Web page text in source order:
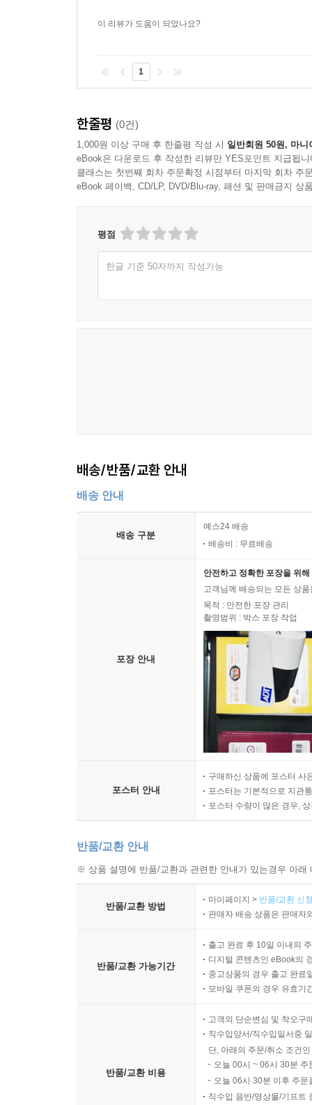
이 리뷰가 도움이 되었나요?
1
한줄평 (0건)
1,000원 이상 구매 후 한줄평 작성 시 일반회원 50원, 마니
eBook은 다운로드 후 작성한 리뷰만 YES포인트 지급됩니
클래스는 첫번째 회차 주문확정 시점부터 마지막 회차 주
eBook 페이백, CD/LP, DVD/Blu-ray, 패션 및 판매금지 상
평점
한글 기준 50자까지 작성가능
배송/반품/교환 안내
배송 안내
배송 구분
예스24 배송
배송비 : 무료배송
포장 안내
안전하고 정확한 포장을 위
고객님께 배송되는 모든 상
목적 : 안전한 포장 관리
촬영범위 : 박스 포장 작업
포스터 안내
구매하신 상품에 포스터 사
포스터는 기본적으로 지관
포스터 수량이 많은 경우,
반품/교환 안내
※ 상품 설명에 반품/교환과 관련한 안내가 있는경우 아
반품/교환 방법
마이페이지 > 반품/교환 신
판매자 배송 상품은 판매자
반품/교환 가능기간
출고 완료 후 10일 이내의
디지털 콘텐츠인 eBook의
중고상품의 경우 출고 완료
모바일 쿠폰의 경우 유효기
반품/교환 비용
고객의 단순변심 및 착오구
직수입양서/직수입일서중
단, 아래의 주문/취소 조건
오늘 00시 ~ 06시 30분
오늘 06시 30분 이후 주
직수입 음반/영상물/기프트